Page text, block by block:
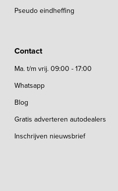
Pseudo eindheffing
Contact
Ma. t/m vrij. 09:00 - 17:00
Whatsapp
Blog
Gratis adverteren autodealers
Inschrijven nieuwsbrief